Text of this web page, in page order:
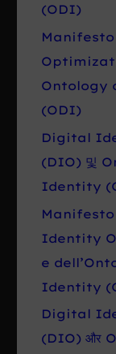
(ODI)
Ontology
(ODI)
Digital
(DIO) 및
Identity
Identity
e
Identity
Digital
(DIO) और